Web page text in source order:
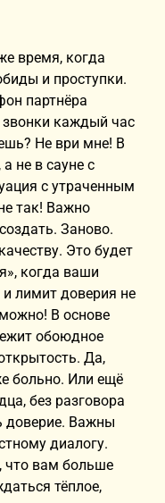
время, когда
и проступки.
партнёра
каждый час
Не ври мне! В
не в сауне с
с утраченным
так! Важно
Заново.
Это будет
когда ваши
лимит доверия не
В основе
обоюдное
Да,
больно. Или ещё
без разговора
доверие. Важны
диалогу.
что вам больше
тёплое,